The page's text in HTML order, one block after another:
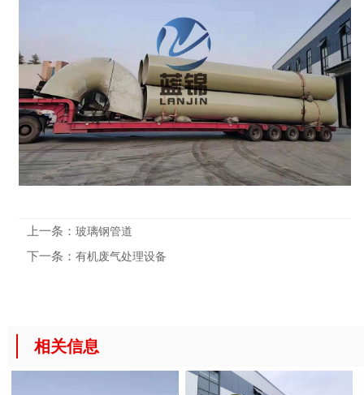
上一条：玻璃钢管道
下一条：有机废气处理设备
相关信息